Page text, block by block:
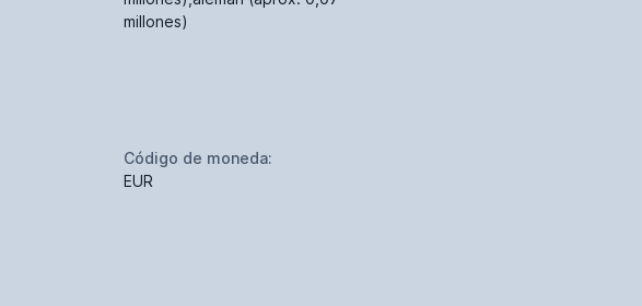
millones)
Código de moneda:
EUR